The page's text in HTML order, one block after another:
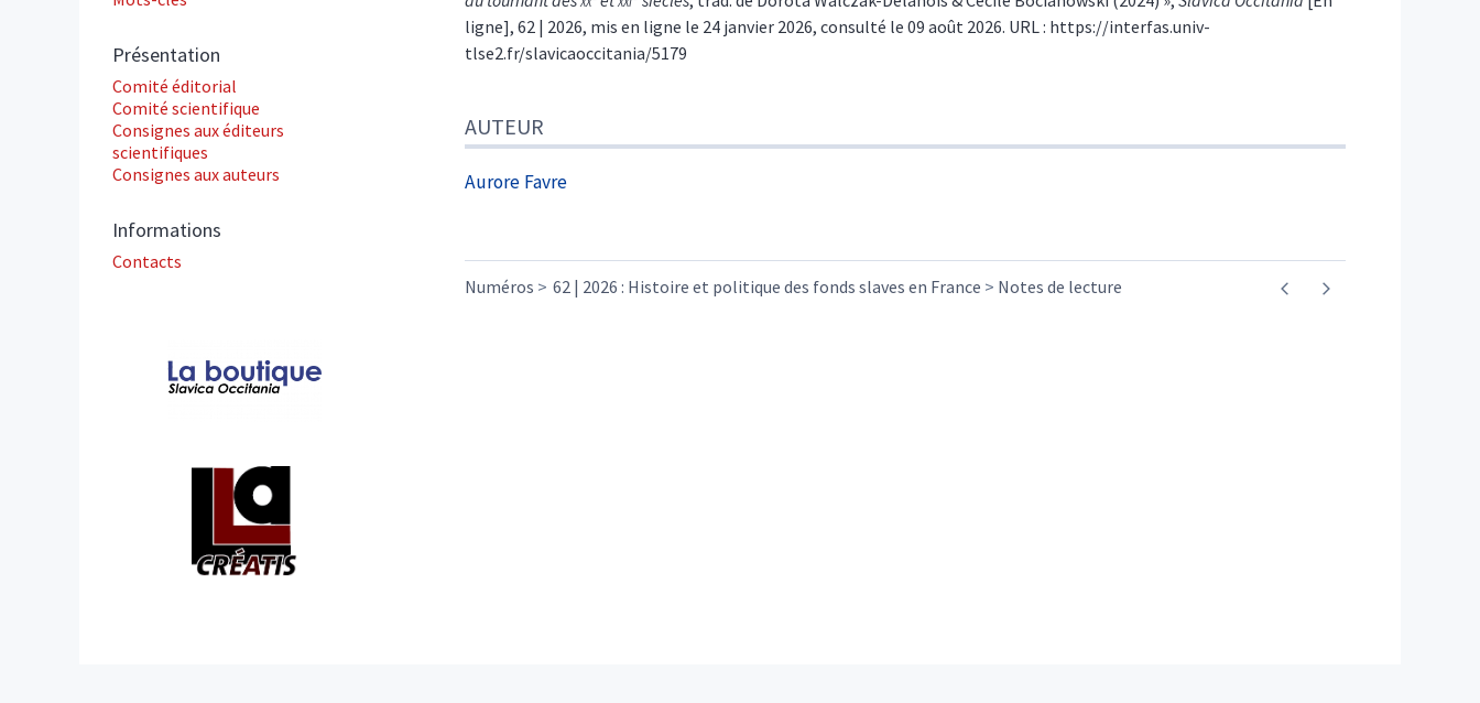
Présentation
Comité éditorial
Comité scientifique
Consignes aux éditeurs
scientifiques
Consignes aux auteurs
Informations
Contacts
ligne], 62 | 2026, mis en ligne le 24 janvier 2026, consulté le 09 août 2026. URL : https://interfas.univ-
tlse2.fr/slavicaoccitania/5179
AUTEUR
Aurore Favre
Numéros 62 | 2026 : Histoire et politique des fonds slaves en France Notes de lecture